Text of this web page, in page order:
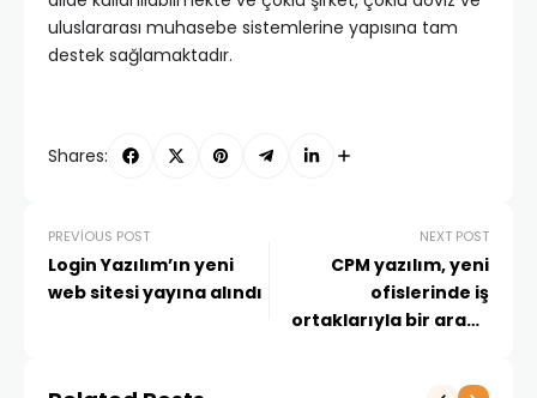
uluslararası muhasebe sistemlerine yapısına tam
destek sağlamaktadır.
Shares:
PREVIOUS POST
Login Yazılım’ın yeni
web sitesi yayına alındı
NEXT POST
CPM yazılım, yeni
ofislerinde iş
ortaklarıyla bir araya